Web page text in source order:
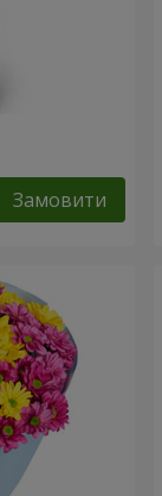
Замовити